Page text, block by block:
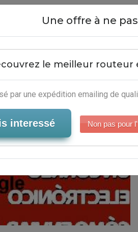
Google -
Marketing Digital
Emailing
Close
Une offre à ne
le meilleur routeur
par une expédition emailing de
interessé Non pas pour